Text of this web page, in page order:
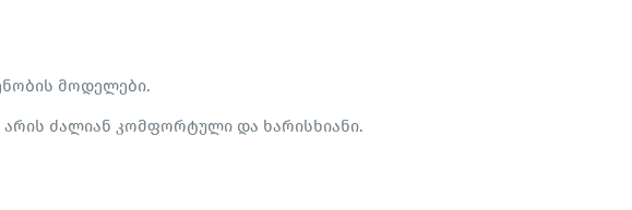
მოდელები.
ძალიან კომფორტული და ხარისხიანი.